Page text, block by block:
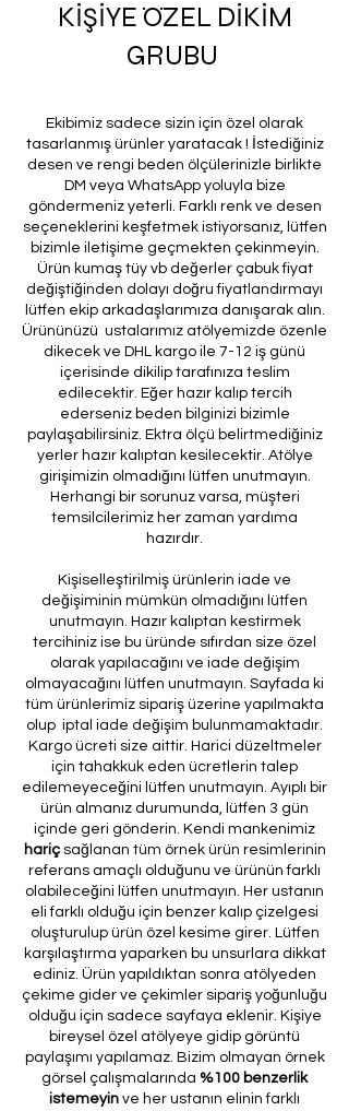
KİŞİYE ÖZEL DİKİM
GRUBU
Ekibimiz sadece sizin için özel olarak
tasarlanmış ürünler yaratacak ! İstediğiniz
desen ve rengi beden ölçülerinizle birlikte
DM veya WhatsApp yoluyla bize
göndermeniz yeterli. Farklı renk ve desen
seçeneklerini keşfetmek istiyorsanız, lütfen
bizimle iletişime geçmekten çekinmeyin.
Ürün kumaş tüy vb değerler çabuk fiyat
değiştiğinden dolayı doğru fiyatlandırmayı
lütfen ekip arkadaşlarımıza danışarak alın.
Ürününüzü ustalarımız atölyemizde özenle
dikecek ve DHL kargo ile 7-12 iş günü
içerisinde dikilip tarafınıza teslim
edilecektir. Eğer hazır kalıp tercih
ederseniz beden bilginizi bizimle
paylaşabilirsiniz. Ektra ölçü belirtmediğiniz
yerler hazır kalıptan kesilecektir. Atölye
girişimizin olmadığını lütfen unutmayın.
Herhangi bir sorunuz varsa, müşteri
temsilcilerimiz her zaman yardıma
hazırdır.
Kişiselleştirilmiş ürünlerin iade ve
değişiminin mümkün olmadığını lütfen
unutmayın. Hazır kalıptan kestirmek
tercihiniz ise bu üründe sıfırdan size özel
olarak yapılacağını ve iade değişim
olmayacağını lütfen unutmayın. Sayfada ki
tüm ürünlerimiz sipariş üzerine yapılmakta
olup iptal iade değişim bulunmamaktadır.
Kargo ücreti size aittir. Harici düzeltmeler
için tahakkuk eden ücretlerin talep
edilemeyeceğini lütfen unutmayın. Ayıplı bir
ürün almanız durumunda, lütfen 3 gün
içinde geri gönderin. Kendi mankenimiz
hariçsağlanan tüm örnek ürün resimlerinin
referans amaçlı olduğunu ve ürünün farklı
olabileceğini lütfen unutmayın. Her ustanın
eli farklı olduğu için benzer kalıp çizelgesi
oluşturulup ürün özel kesime girer. Lütfen
karşılaştırma yaparken bu unsurlara dikkat
ediniz. Ürün yapıldıktan sonra atölyeden
çekime gider ve çekimler sipariş yoğunluğu
olduğu için sadece sayfaya eklenir. Kişiye
bireysel özel atölyeye gidip görüntü
paylaşımı yapılamaz. Bizim olmayan örnek
görsel çalışmalarında %100 benzerlik
istemeyin ve her ustanın elinin farklı